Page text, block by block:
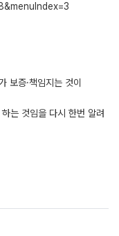
보증·책임지는 것이
는 것임을 다시 한번 알려